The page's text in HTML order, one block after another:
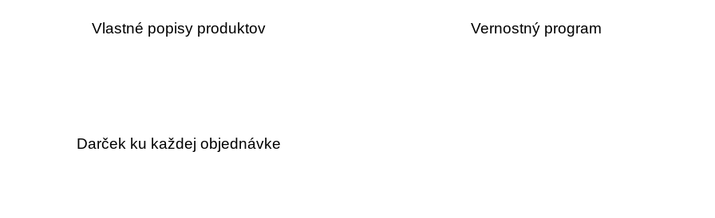
Vlastné popisy produktov Vernostný program
Darček ku každej objednávke